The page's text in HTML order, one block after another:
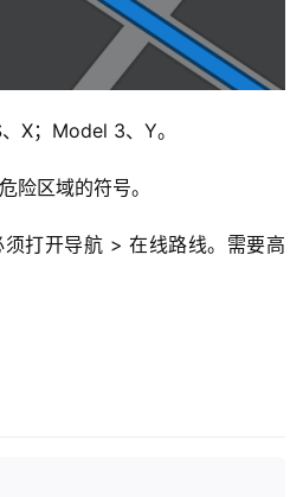
X；Model 3、Y。
险区域的符号。
打开导航 > 在线路线。需要高